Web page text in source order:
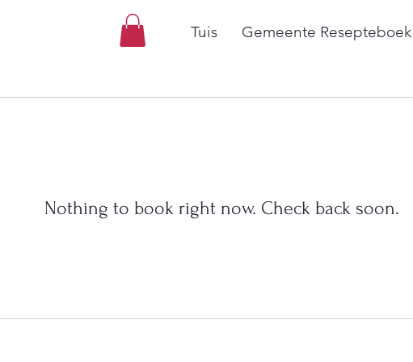
Tuis Gemeente Resepteboek
Nothing to book right now. Check back soon.